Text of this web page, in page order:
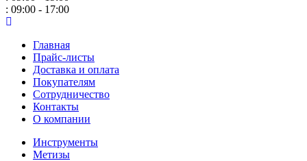
: 09:00 - 17:00
Главная
Прайс-листы
Доставка и оплата
Покупателям
Сотрудничество
Контакты
О компании
Инструменты
Метизы